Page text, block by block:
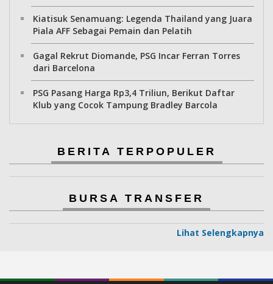
Kiatisuk Senamuang: Legenda Thailand yang Juara
Piala AFF Sebagai Pemain dan Pelatih
Gagal Rekrut Diomande, PSG Incar Ferran Torres
dari Barcelona
PSG Pasang Harga Rp3,4 Triliun, Berikut Daftar
Klub yang Cocok Tampung Bradley Barcola
BERITA TERPOPULER
BURSA TRANSFER
Lihat Selengkapnya